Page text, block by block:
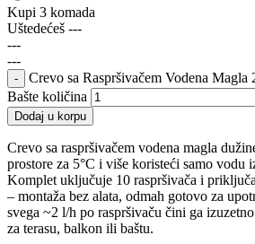
Kupi 3 komada
Uštedećeš ---
---
---
Crevo sa Raspršivačem Vodena Magla
Bašte količina
Dodaj u korpu
Crevo sa raspršivačem vodena magla
prostore za 5°C i više koristeći samo vodu
Komplet uključuje 10 raspršivača i
– montaža bez alata, odmah gotovo za
svega ~2 l/h po raspršivaču čini ga
za terasu, balkon ili baštu.